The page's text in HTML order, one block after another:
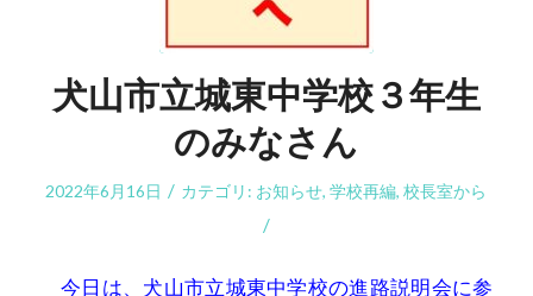
犬山市立城東中学校３年生
のみなさん
2022年6月16日 / カテゴリ: お知らせ,学校再編,校長室から
/
今日は、犬山市立城東中学校の進路説明会に参